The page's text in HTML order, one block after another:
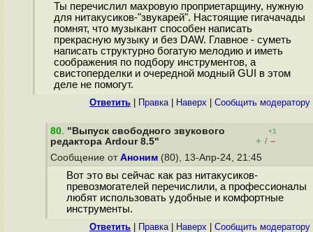
Ты перечислил махровую проприетарщину, нужную
для нитакусиков-"звукарей". Настоящие гигачачады
помнят, что музыкант способен написать
прекрасную музыку и без DAW. Главное - суметь
написать структурно богатую мелодию и иметь
соображения по подбору инструментов, а
свистоперделки и очередной модный GUI в этом
деле не помогут.
Ответить Правка| Наверх Cообщить модератору
80. "Выпуск свободного звукового
редактора Ardour 8.5"
+1
+ / –
Сообщение от Аноним (80), 13-Апр-24, 21:45
Вот это вы сейчас как раз нитакусиков-
превозмогателей перечислили, а профессионалы
любят использовать удобные и комфортные
инструменты.
Ответить Правка| Наверх Cообщить модератору